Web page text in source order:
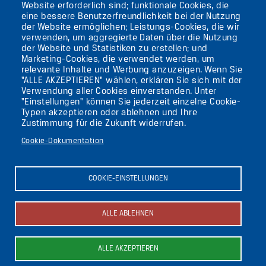
Website erforderlich sind; funktionale Cookies, die
eine bessere Benutzerfreundlichkeit bei der Nutzung
der Website ermöglichen; Leistungs-Cookies, die wir
verwenden, um aggregierte Daten über die Nutzung
der Website und Statistiken zu erstellen; und
Marketing-Cookies, die verwendet werden, um
relevante Inhalte und Werbung anzuzeigen. Wenn Sie
"ALLE AKZEPTIEREN" wählen, erklären Sie sich mit der
Verwendung aller Cookies einverstanden. Unter
"Einstellungen" können Sie jederzeit einzelne Cookie-
Typen akzeptieren oder ablehnen und Ihre
Zustimmung für die Zukunft widerrufen.
Cookie-Dokumentation
COOKIE-EINSTELLUNGEN
ALLE ABLEHNEN
ALLE AKZEPTIEREN
AKTUELLES
KONTAKT
DIE UFAFABRIK
BERLIN
Suche
Secondary
menu
(GERMAN)
Newsletter abonnieren